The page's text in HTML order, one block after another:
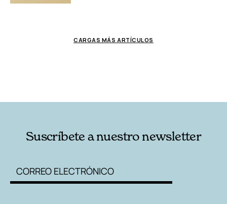
CARGAS MÁS ARTÍCULOS
Suscríbete a nuestro newsletter